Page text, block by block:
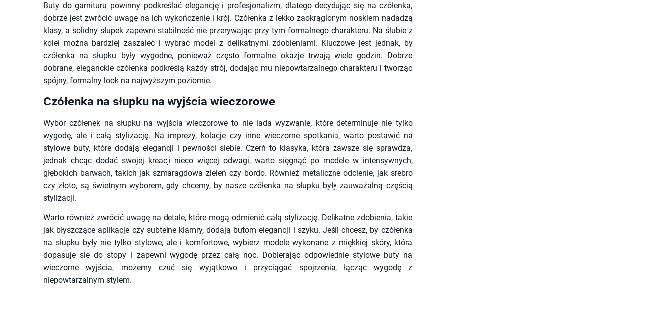
Buty do garnituru powinny podkreślać elegancję i profesjonalizm, dlatego decydując się na czółenka,
dobrze jest zwrócić uwagę na ich wykończenie i krój. Czółenka z lekko zaokrąglonym noskiem nadadzą
klasy, a solidny słupek zapewni stabilność nie przerywając przy tym formalnego charakteru. Na ślubie z
kolei można bardziej zaszaleć i wybrać model z delikatnymi zdobieniami. Kluczowe jest jednak, by
czółenka na słupku były wygodne, ponieważ często formalne okazje trwają wiele godzin. Dobrze
dobrane, eleganckie czółenka podkreślą każdy strój, dodając mu niepowtarzalnego charakteru i tworząc
spójny, formalny look na najwyższym poziomie.
Czółenka na słupku na wyjścia wieczorowe
Wybór czółenek na słupku na wyjścia wieczorowe to nie lada wyzwanie, które determinuje nie tylko
wygodę, ale i całą stylizację. Na imprezy, kolacje czy inne wieczorne spotkania, warto postawić na
stylowe buty, które dodają elegancji i pewności siebie. Czerń to klasyka, która zawsze się sprawdza,
jednak chcąc dodać swojej kreacji nieco więcej odwagi, warto sięgnąć po modele w intensywnych,
głębokich barwach, takich jak szmaragdowa zieleń czy bordo. Również metaliczne odcienie, jak srebro
czy złoto, są świetnym wyborem, gdy chcemy, by nasze czółenka na słupku były zauważalną częścią
stylizacji.
Warto również zwrócić uwagę na detale, które mogą odmienić całą stylizację. Delikatne zdobienia, takie
jak błyszczące aplikacje czy subtelne klamry, dodają butom elegancji i szyku. Jeśli chcesz, by czółenka
na słupku były nie tylko stylowe, ale i komfortowe, wybierz modele wykonane z miękkiej skóry, która
dopasuje się do stopy i zapewni wygodę przez całą noc. Dobierając odpowiednie stylowe buty na
wieczorne wyjścia, możemy czuć się wyjątkowo i przyciągać spojrzenia, łącząc wygodę z
niepowtarzalnym stylem.